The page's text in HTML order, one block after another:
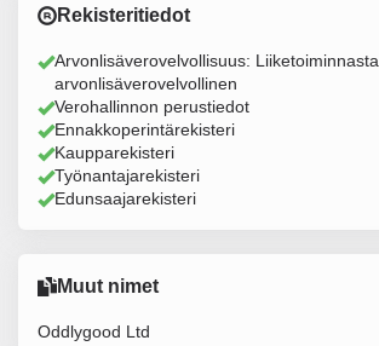
Rekisteritiedot
Arvonlisäverovelvollisuus: Liiketoiminnasta
arvonlisäverovelvollinen
Verohallinnon perustiedot
Ennakkoperintärekisteri
Kaupparekisteri
Työnantajarekisteri
Edunsaajarekisteri
Muut nimet
Oddlygood Ltd